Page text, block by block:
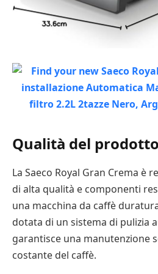
Qualità del prodotto
La Saeco Royal Gran Crema è
di alta qualità e componenti
una macchina da caffè
dotata di un sistema di pulizia
garantisce una manutenzione
costante del caffè.